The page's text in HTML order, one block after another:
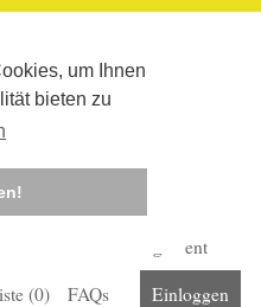
um Ihnen
bieten zu
Corona-Management
(0) FAQs Einloggen